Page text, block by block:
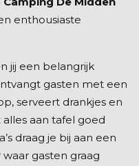
enthousiaste
jij een belangrijk
gasten met een
serveert drankjes en
aan tafel goed
draag je bij aan een
gasten graag